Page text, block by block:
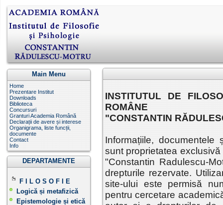
Main Menu
Home
Prezentare Institut
Downloads
Biblioteca
Concursuri
Granturi Academia Română
Declarații de avere și interese
Organigrama, liste funcții,
documente
Contact
Info
DEPARTAMENTE
F I L O S O F I E
Logică și metafizică
Epistemologie și etică
INSTITUTUL DE
ROMÂNE
"CONSTANTIN
Informațiile,
sunt proprietatea
"Constantin Radulescu-
drepturile rezervate.
site-ului este permisă
pentru cercetare